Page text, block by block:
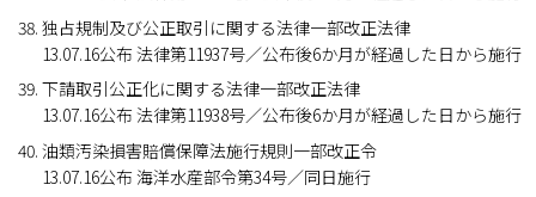
独占規制及び公正取引に関する法律一部改正法律
13.07.16公布 法律第11937号／公布後6か月が経過した日から施行
下請取引公正化に関する法律一部改正法律
13.07.16公布 法律第11938号／公布後6か月が経過した日から施行
油類汚染損害賠償保障法施行規則一部改正令
13.07.16公布 海洋水産部令第34号／同日施行